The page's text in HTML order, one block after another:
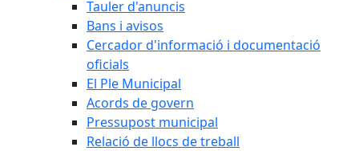
Tauler d'anuncis
Bans i avisos
Cercador d'informació i documentació
oficials
El Ple Municipal
Acords de govern
Pressupost municipal
Relació de llocs de treball